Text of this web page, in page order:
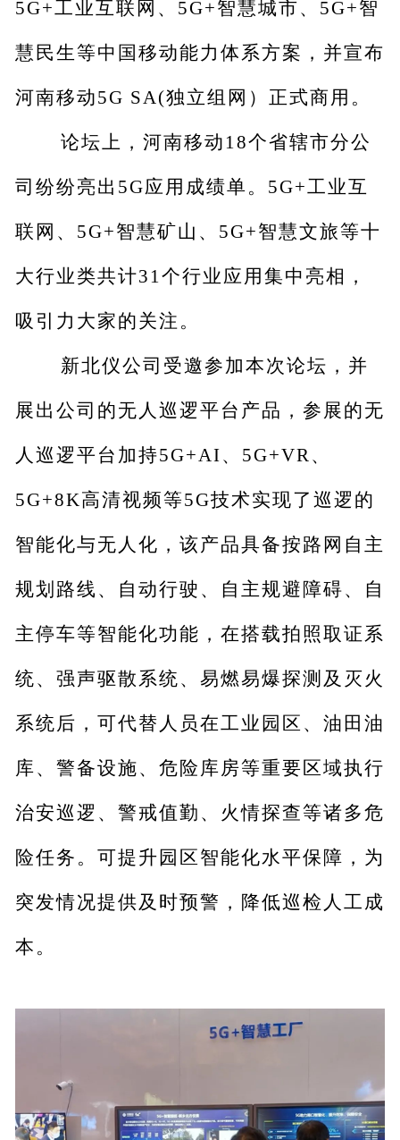
5G+工业互联网、5G+智慧城市、5G+智
慧民生等中国移动能力体系方案，并宣布
河南移动5G SA(独立组网）正式商用。
论坛上，河南移动18个省辖市分公
司纷纷亮出5G应用成绩单。5G+工业互
联网、5G+智慧矿山、5G+智慧文旅等十
大行业类共计31个行业应用集中亮相，
吸引力大家的关注。
新北仪公司受邀参加本次论坛，并
展出公司的无人巡逻平台产品，参展的无
人巡逻平台加持5G+AI、5G+VR、
5G+8K高清视频等5G技术实现了巡逻的
智能化与无人化，该产品具备按路网自主
规划路线、自动行驶、自主规避障碍、自
主停车等智能化功能，在搭载拍照取证系
统、强声驱散系统、易燃易爆探测及灭火
系统后，可代替人员在工业园区、油田油
库、警备设施、危险库房等重要区域执行
治安巡逻、警戒值勤、火情探查等诸多危
险任务。可提升园区智能化水平保障，为
突发情况提供及时预警，降低巡检人工成
本。